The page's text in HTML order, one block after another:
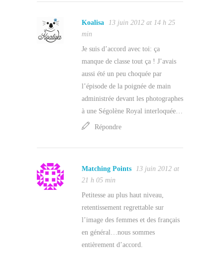
Koalisa
13 juin 2012 at 14 h 25
min
Je suis d’accord avec toi: ça
manque de classe tout ça ! J’avais
aussi été un peu choquée par
l’épisode de la poignée de main
administrée devant les photographes
à une Ségolène Royal interloquée…
Répondre
Matching Points
13 juin 2012 at
21 h 05 min
Petitesse au plus haut niveau,
retentissement regrettable sur
l’image des femmes et des français
en général…nous sommes
entièrement d’accord.